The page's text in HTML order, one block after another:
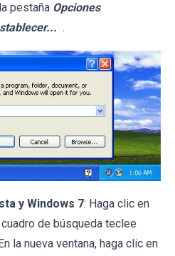
pestaña Opciones
.
y Windows 7: Haga clic en
de búsqueda teclee
la nueva ventana, haga clic en